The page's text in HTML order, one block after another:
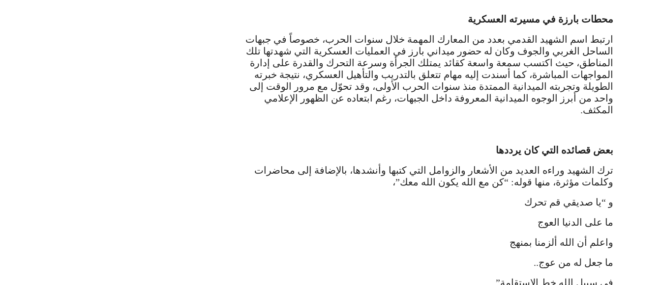
محطات بارزة في مسيرته العسكرية
ارتبط اسم الشهيد القدمي بعدد من المعارك المهمة خلال سنوات الحرب، خصوصاً في جبهات
الساحل الغربي والجوف وكان له حضور ميداني بارز في العمليات العسكرية التي شهدتها تلك
المناطق، حيث اكتسب سمعة واسعة كقائد يمتلك الجرأة وسرعة التحرك والقدرة على إدارة
المواجهات المباشرة، كما أسندت إليه مهام تتعلق بالتدريب والتأهيل العسكري، نتيجة خبرته
الطويلة وتجربته الميدانية الممتدة منذ سنوات الحرب الأولى، وقد تحوّل مع مرور الوقت إلى
واحد من أبرز الوجوه الميدانية المعروفة داخل الجبهات، رغم ابتعاده عن الظهور الإعلامي
المكثف.
بعض قصائده التي كان يرددها
ترك الشهيد وراءه العديد من الأشعار والزوامل التي كتبها وأنشدها، بالإضافة إلى محاضرات
وكلمات مؤثرة، منها قوله: “كن مع الله يكون الله معك”،
و “يا صديقي قم تحرك
ما على الدنيا العوج
واعلم أن الله ألزمنا بمنهج
ما جعل له من عوج..
في سبيل الله خط الاستقامة”